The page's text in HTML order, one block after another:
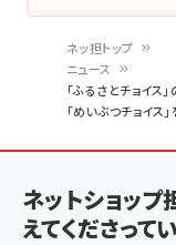
く
ず
ネッ担トップ
ニュース
「ふるさとチョイス
「めいぶつチョイス
ネットショッ
えてくださって